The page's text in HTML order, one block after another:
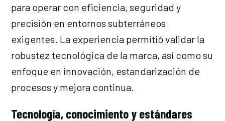
para operar con eficiencia, seguridad y
precisión en entornos subterráneos
exigentes. La experiencia permitió validar la
robustez tecnológica de la marca, así como su
enfoque en innovación, estandarización de
procesos y mejora continua.
Tecnología, conocimiento y estándares